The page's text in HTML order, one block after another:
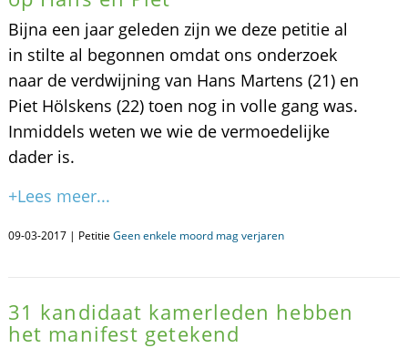
Bijna een jaar geleden zijn we deze petitie al
in stilte al begonnen omdat ons onderzoek
naar de verdwijning van Hans Martens (21) en
Piet Hölskens (22) toen nog in volle gang was.
Inmiddels weten we wie de vermoedelijke
dader is.
+Lees meer...
09-03-2017 | Petitie Geen enkele moord mag verjaren
31 kandidaat kamerleden hebben
het manifest getekend